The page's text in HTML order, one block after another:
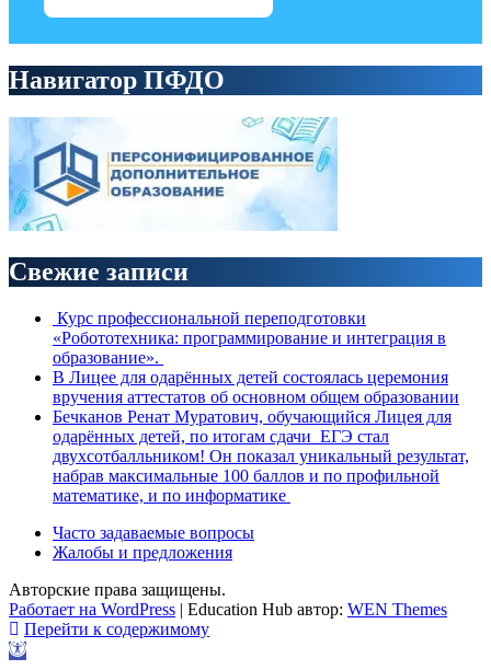
Навигатор ПФДО
Свежие записи
Курс профессиональной переподготовки
«Робототехника: программирование и интеграция в
образование».
В Лицее для одарённых детей состоялась церемония
вручения аттестатов об основном общем образовании
Бечканов Ренат Муратович, обучающийся Лицея для
одарённых детей, по итогам сдачи ЕГЭ стал
двухсотбалльником! Он показал уникальный результат,
набрав максимальные 100 баллов и по профильной
математике, и по информатике
Часто задаваемые вопросы
Жалобы и предложения
Авторские права защищены.
Работает на WordPress | Education Hub автор: WEN Themes
Перейти к содержимому
Открыть